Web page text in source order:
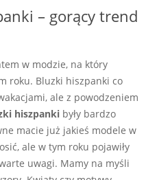
– gorący trend
w modzie, na który
roku. Bluzki hiszpanki co
ale z powodzeniem
hiszpanki były bardzo
macie już jakieś modele w
ale w tym roku pojawiły
uwagi. Mamy na myśli